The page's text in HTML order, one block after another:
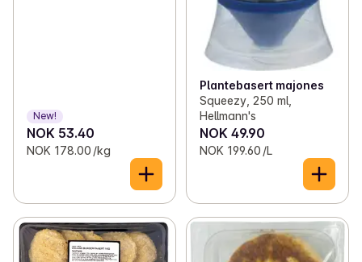
New!
NOK 53.40
NOK 178.00 /kg
Plantebasert majones
Squeezy, 250 ml,
Hellmann's
NOK 49.90
NOK 199.60 /L